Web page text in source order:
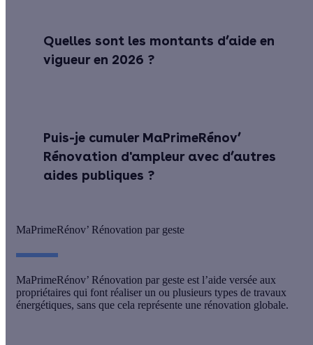
Quelles sont les montants d’aide en
vigueur en 2026 ?
Puis-je cumuler MaPrimeRénov’
Rénovation d'ampleur avec d’autres
aides publiques ?
MaPrimeRénov’ Rénovation par geste
MaPrimeRénov’ Rénovation par geste est l’aide versée aux
propriétaires qui font réaliser un ou plusieurs types de travaux
énergétiques, sans que cela représente une rénovation globale.